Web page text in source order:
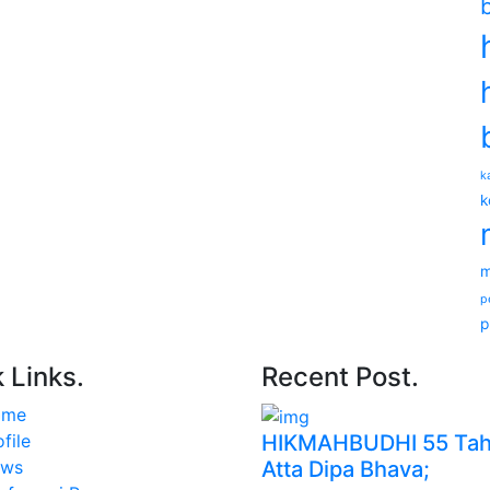
Links. Recent Post.
HIKMAHBUDHI 55
Atta Dipa Bhava;